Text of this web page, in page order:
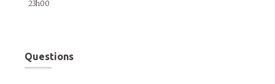
23h00
Questions